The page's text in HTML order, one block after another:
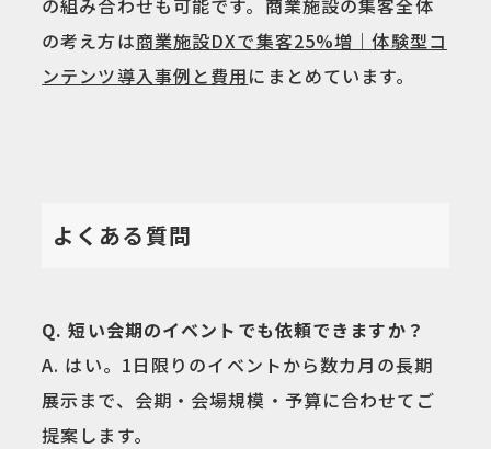
の考え方は商業施設DXで集客25%増｜体験型コ
ンテンツ導入事例と費用にまとめています。
よくある質問
Q. 短い会期のイベントでも依頼できますか？
A. はい。1日限りのイベントから数カ月の長期
展示まで、会期・会場規模・予算に合わせてご
提案します。